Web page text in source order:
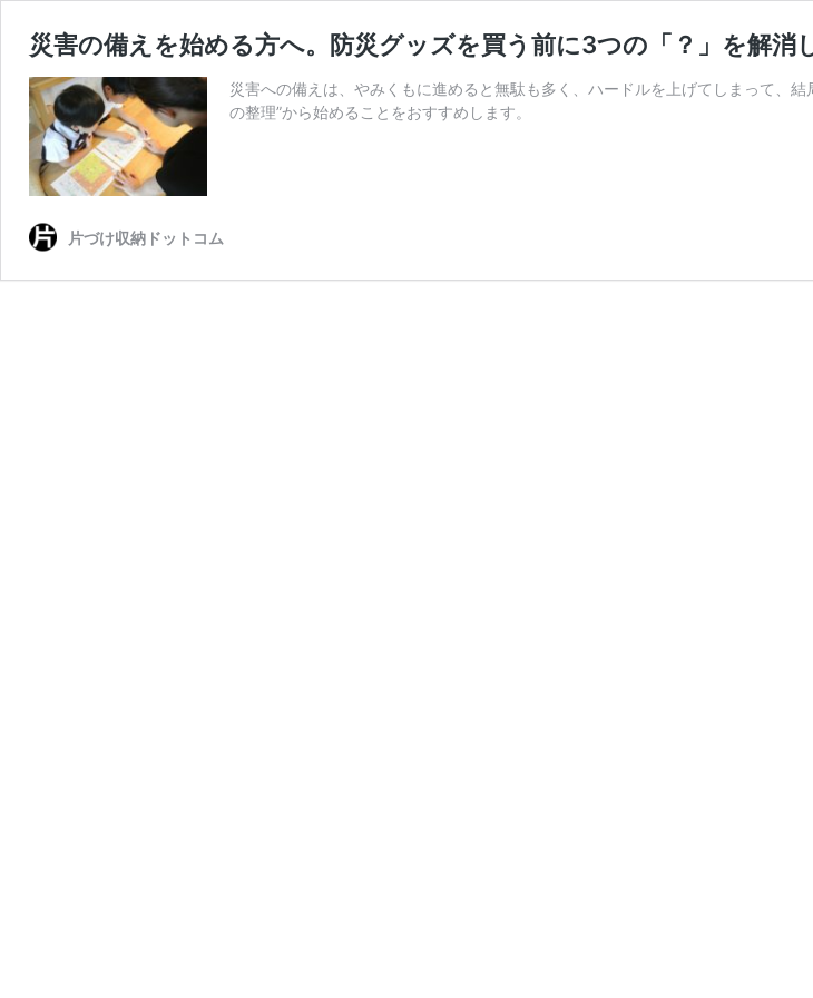
災害の備えを始める方へ。防災グッズを買う前に3つの「？」を解消
災害への備えは、やみくもに進めると無駄も多く、ハードルを上げてしまって、
の整理”から始めることをおすすめします。
片づけ収納ドットコム